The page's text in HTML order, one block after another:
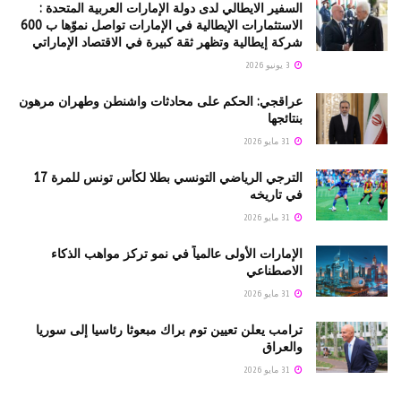
السفير الايطالي لدى دولة الإمارات العربية المتحدة :
الاستثمارات الإيطالية في الإمارات تواصل نموّها ب 600
شركة إيطالية وتظهر ثقة كبيرة في الاقتصاد الإماراتي
عراقجي: الحكم على محادثات واشنطن وطهران مرهون
بنتائجها
الترجي الرياضي التونسي بطلا لكأس تونس للمرة 17
في تاريخه
الإمارات الأولى عالمياً في نمو تركز مواهب الذكاء
الاصطناعي
ترامب يعلن تعيين توم براك مبعوثا رئاسيا إلى سوريا
والعراق